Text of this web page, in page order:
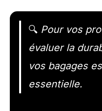
🔍 Pour vos
évaluer la
vos bagages
essentielle.